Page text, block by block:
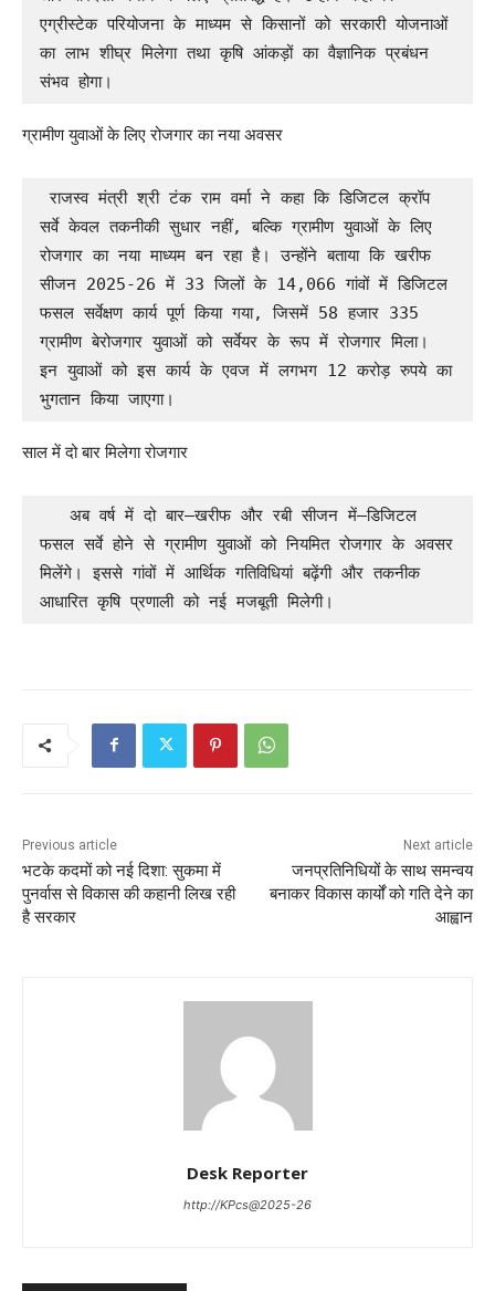
एग्रीस्टेक परियोजना के माध्यम से किसानों को सरकारी योजनाओं
का लाभ शीघ्र मिलेगा तथा कृषि आंकड़ों का वैज्ञानिक प्रबंधन
संभव होगा।
ग्रामीण युवाओं के लिए रोजगार का नया अवसर
राजस्व मंत्री श्री टंक राम वर्मा ने कहा कि डिजिटल क्रॉप
सर्वे केवल तकनीकी सुधार नहीं, बल्कि ग्रामीण युवाओं के लिए
रोजगार का नया माध्यम बन रहा है। उन्होंने बताया कि खरीफ
सीजन 2025-26 में 33 जिलों के 14,066 गांवों में डिजिटल
फसल सर्वेक्षण कार्य पूर्ण किया गया, जिसमें 58 हजार 335
ग्रामीण बेरोजगार युवाओं को सर्वेयर के रूप में रोजगार मिला।
इन युवाओं को इस कार्य के एवज में लगभग 12 करोड़ रुपये का
भुगतान किया जाएगा।
साल में दो बार मिलेगा रोजगार
फसल सर्वे होने से ग्रामीण युवाओं को नियमित रोजगार के अवसर
मिलेंगे। इससे गांवों में आर्थिक गतिविधियां बढ़ेंगी और तकनीक
आधारित कृषि प्रणाली को नई मजबूती मिलेगी।
Previous article
भटके कदमों को नई दिशा: सुकमा में
पुनर्वास से विकास की कहानी लिख रही
है सरकार
Next article
जनप्रतिनिधियों के साथ समन्वय
बनाकर विकास कार्यों को गति देने का
आह्वान
Desk Reporter
http://KPcs@2025-26